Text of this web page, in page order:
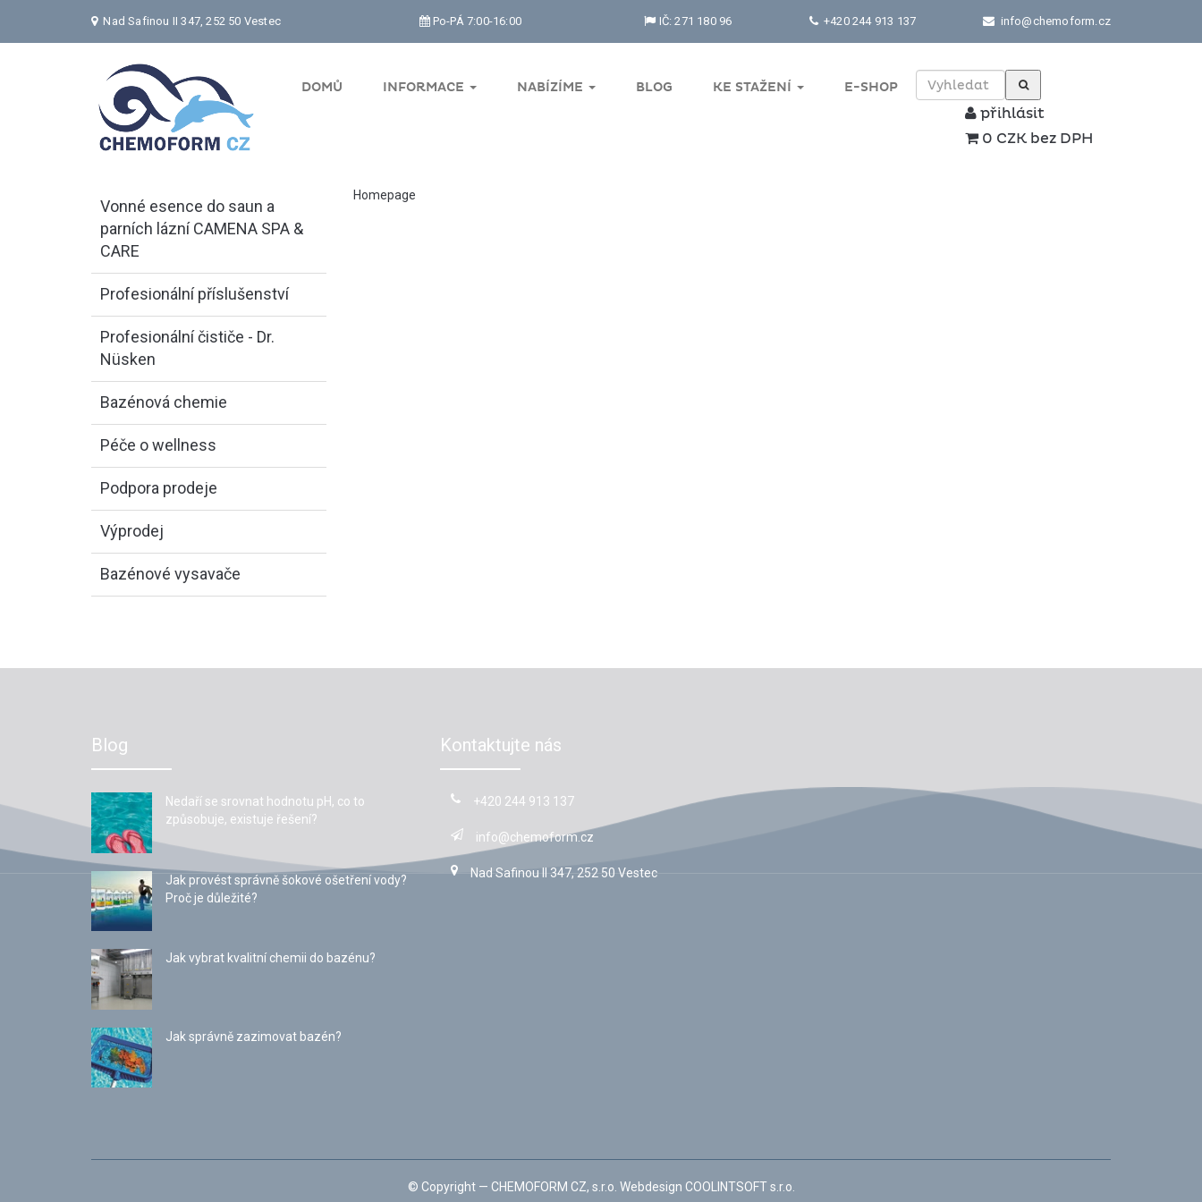
Nad Safinou II 347, 252 50 Vestec Po-PÁ 7:00-16:00 IČ: 271 180 96 +420 244 913 137 info@chemoform.cz
DOMŮ INFORMACE NABÍZÍME BLOG KE STAŽENÍ E-SHOP
přihlásit
0 CZK bez DPH
Vonné esence do saun a
parních lázní CAMENA SPA &
CARE
Profesionální příslušenství
Profesionální čističe - Dr.
Nüsken
Bazénová chemie
Péče o wellness
Podpora prodeje
Výprodej
Bazénové vysavače
Homepage
Blog
Nedaří se srovnat hodnotu pH, co to
způsobuje, existuje řešení?
Jak provést správně šokové ošetření vody?
Proč je důležité?
Jak vybrat kvalitní chemii do bazénu?
Jak správně zazimovat bazén?
Kontaktujte nás
+420 244 913 137
info@chemoform.cz
Nad Safinou II 347, 252 50 Vestec
© Copyright — CHEMOFORM CZ, s.r.o. Webdesign COOLINTSOFT s.r.o.